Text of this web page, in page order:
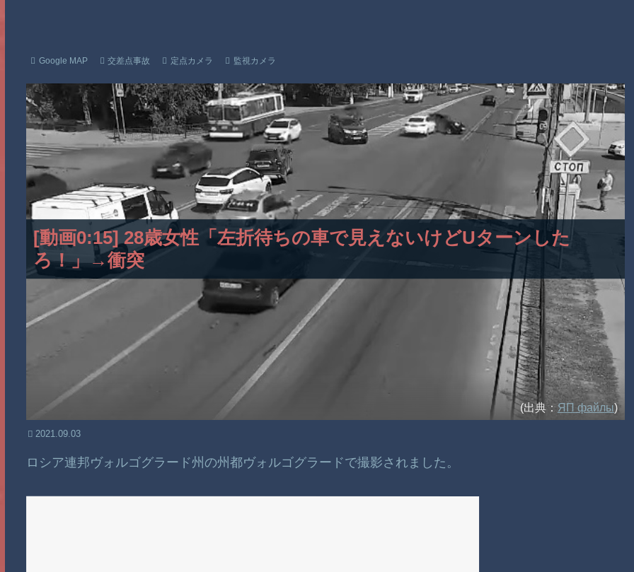
Google MAP 交差点事故 定点カメラ 監視カメラ
[動画0:15] 28歳女性「左折待ちの車で見えないけどUターンした
ろ！」→衝突
(出典：ЯП файлы)
2021.09.03
ロシア連邦ヴォルゴグラード州の州都ヴォルゴグラードで撮影されました。